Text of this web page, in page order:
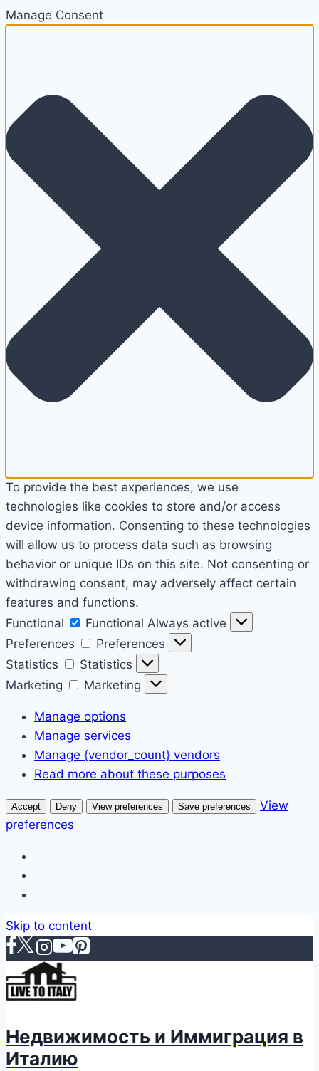
Manage Consent
To provide the best experiences, we use
technologies like cookies to store and/or access
device information. Consenting to these technologies
will allow us to process data such as browsing
behavior or unique IDs on this site. Not consenting or
withdrawing consent, may adversely affect certain
features and functions.
Functional
Functional Always active
Preferences
Preferences
Statistics
Statistics
Marketing
Marketing
Manage options
Manage services
Manage {vendor_count} vendors
Read more about these purposes
Accept Deny View preferences Save preferences
View
preferences
Skip to content
Недвижимость и Иммиграция в
Италию